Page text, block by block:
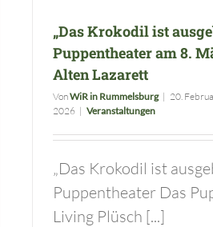
„Das Krokodil ist
Puppentheater am 8.
Alten Lazarett
VonWiR in Rummelsburg | 20.
2026 | Veranstaltungen
„Das Krokodil ist
Puppentheater Das
Living Plüsch [...]